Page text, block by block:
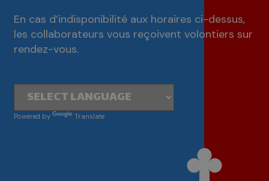
En cas d’indisponibilité aux horaires ci-dessus,
les collaborateurs vous reçoivent volontiers sur
rendez-vous.
Powered by Translate